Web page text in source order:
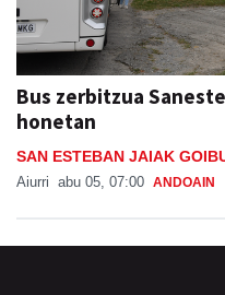
Bus zerbitzua
honetan
SAN ESTEBAN JAIAK
Aiurri abu 05, 07:00 ANDOAIN